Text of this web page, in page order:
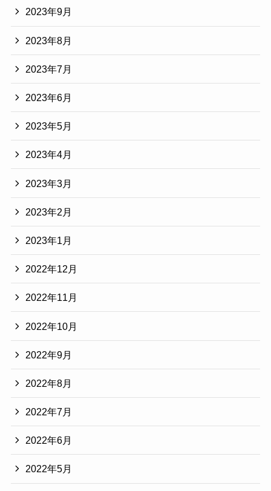
2023年9月
2023年8月
2023年7月
2023年6月
2023年5月
2023年4月
2023年3月
2023年2月
2023年1月
2022年12月
2022年11月
2022年10月
2022年9月
2022年8月
2022年7月
2022年6月
2022年5月